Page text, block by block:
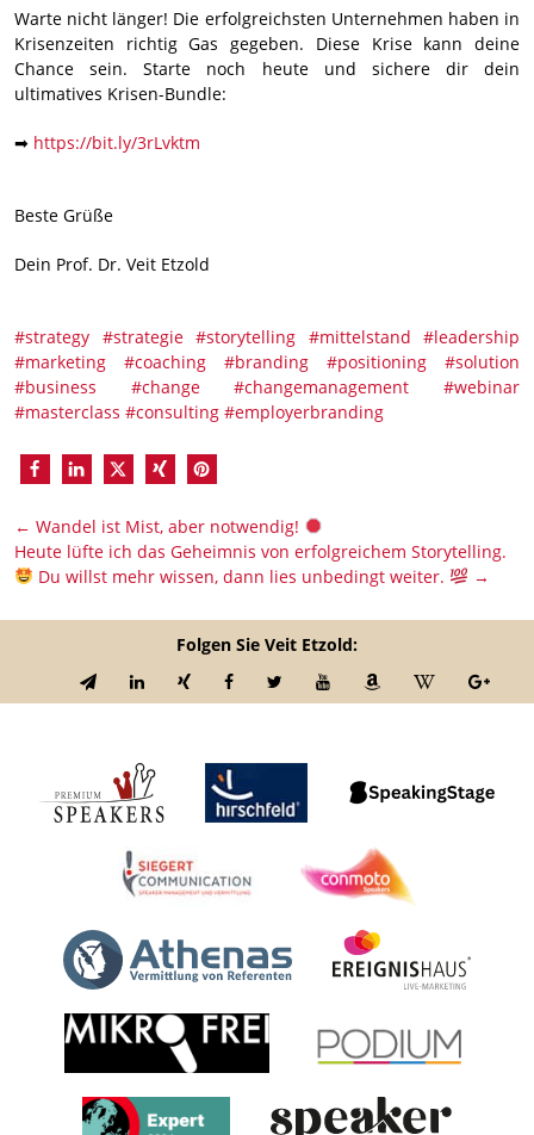
Warte nicht länger! Die erfolgreichsten Unternehmen haben in
Krisenzeiten richtig Gas gegeben. Diese Krise kann deine
Chance sein. Starte noch heute und sichere dir dein
ultimatives Krisen-Bundle:
➡ https://bit.ly/3rLvktm
Beste Grüße
Dein Prof. Dr. Veit Etzold
#strategy #strategie #storytelling #mittelstand #leadership
#marketing
#coaching #branding #positioning
#solution
#business
#change #changemanagement
#webinar
#masterclass #consulting #employerbranding
← Wandel ist Mist, aber notwendig!
Heute lüfte ich das Geheimnis von erfolgreichem Storytelling.
Du willst mehr wissen, dann lies unbedingt weiter.
→
Folgen Sie Veit Etzold: